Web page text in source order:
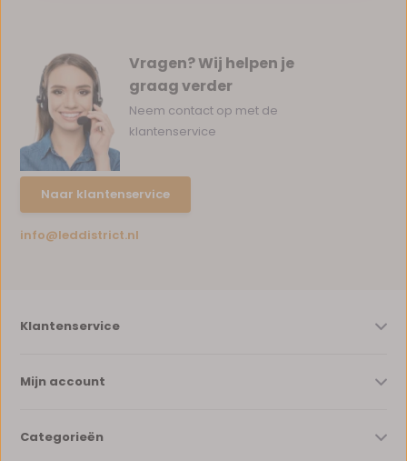
Vragen? Wij helpen je
graag verder
Neem contact op met de
klantenservice
Naar klantenservice
info@leddistrict.nl
Klantenservice
Mijn account
Categorieën